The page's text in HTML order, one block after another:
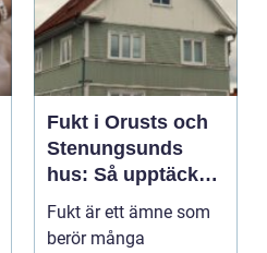
Fukt i Orusts och
Stenungsunds
hus: Så upptäcker
och åtgärdar du
problemet
Fukt är ett ämne som
berör många